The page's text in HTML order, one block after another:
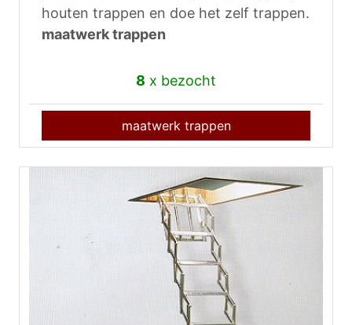
houten trappen en doe het zelf trappen.
maatwerk trappen
8 x bezocht
maatwerk trappen